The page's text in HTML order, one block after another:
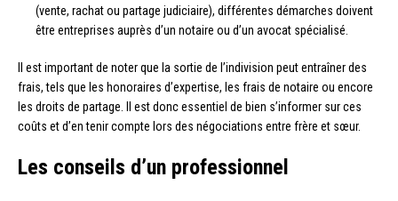
(vente, rachat ou partage judiciaire), différentes démarches doivent
être entreprises auprès d’un notaire ou d’un avocat spécialisé.
Il est important de noter que la sortie de l’indivision peut entraîner des
frais, tels que les honoraires d’expertise, les frais de notaire ou encore
les droits de partage. Il est donc essentiel de bien s’informer sur ces
coûts et d’en tenir compte lors des négociations entre frère et sœur.
Les conseils d’un professionnel